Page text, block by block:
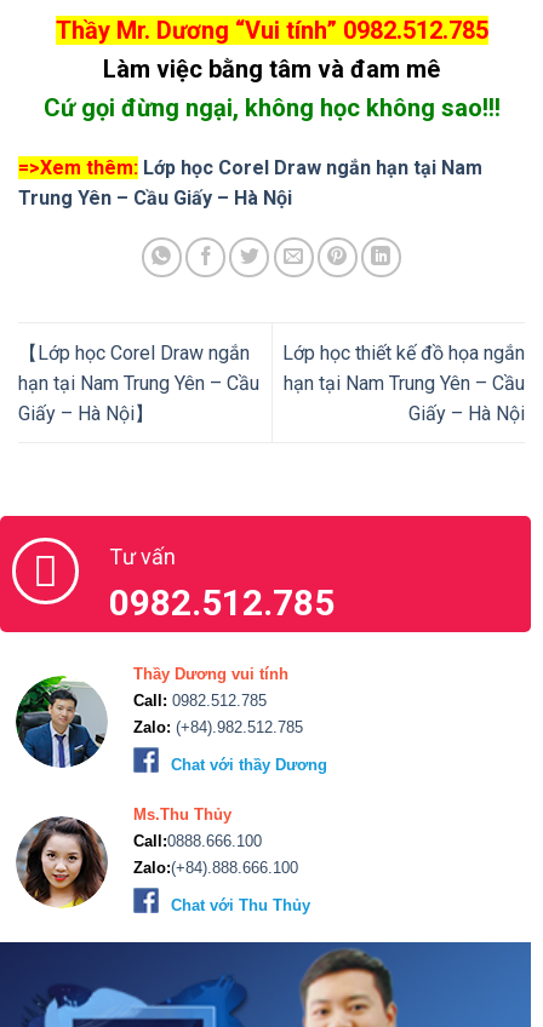
Thầy Mr. Dương “Vui tính” 0982.512.785
Làm việc bằng tâm và đam mê
Cứ gọi đừng ngại, không học không sao!!!
=>Xem thêm: Lớp học Corel Draw ngắn hạn tại Nam
Trung Yên – Cầu Giấy – Hà Nội
【Lớp học Corel Draw ngắn
hạn tại Nam Trung Yên – Cầu
Giấy – Hà Nội】
Lớp học thiết kế đồ họa ngắn
hạn tại Nam Trung Yên – Cầu
Giấy – Hà Nội
Tư vấn
0982.512.785
Thầy Dương vui tính
Call: 0982.512.785
Zalo: (+84).982.512.785
Chat với thầy Dương
Ms.Thu Thủy
Call:0888.666.100
Zalo:(+84).888.666.100
Chat với Thu Thủy